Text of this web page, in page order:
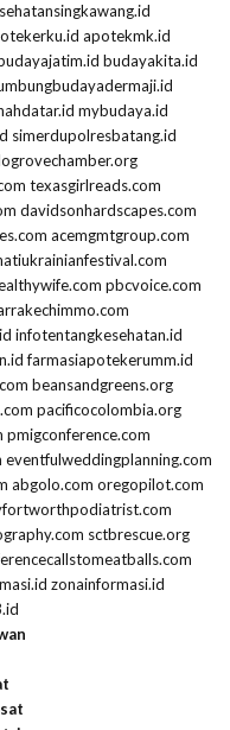
apotekmk.id
budayakita.id
mybudaya.id
simerdupolresbatang.id
texasgirlreads.com
davidsonhardscapes.com
acemgmtgroup.com
pbcvoice.com
infotentangkesehatan.id
farmasiapotekerumm.id
beansandgreens.org
pacificocolombia.org
pmigconference.com
eventfulweddingplanning.com
abgolo.com oregopilot.com
sctbrescue.org
zonainformasi.id